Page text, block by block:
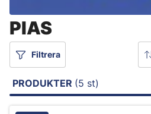
PIAS
Filtrera
PRODUKTER (5 st)